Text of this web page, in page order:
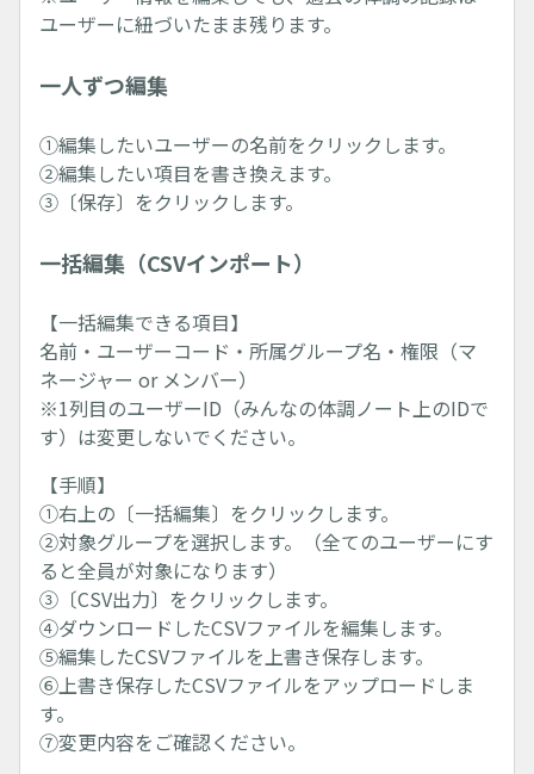
ユーザーに紐づいたまま残ります。
一人ずつ編集
①編集したいユーザーの名前をクリックします。
②編集したい項目を書き換えます。
③〔保存〕をクリックします。
一括編集（CSVインポート）
【一括編集できる項目】
名前・ユーザーコード・所属グループ名・権限（マ
ネージャー or メンバー）
※1列目のユーザーID（みんなの体調ノート上のIDで
す）は変更しないでください。
【手順】
①右上の〔一括編集〕をクリックします。
②対象グループを選択します。（全てのユーザーにす
ると全員が対象になります）
③〔CSV出力〕をクリックします。
④ダウンロードしたCSVファイルを編集します。
⑤編集したCSVファイルを上書き保存します。
⑥上書き保存したCSVファイルをアップロードしま
す。
⑦変更内容をご確認ください。